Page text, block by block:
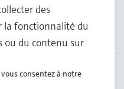
des
la fonctionnalité du
ou du contenu sur
consentez à notre